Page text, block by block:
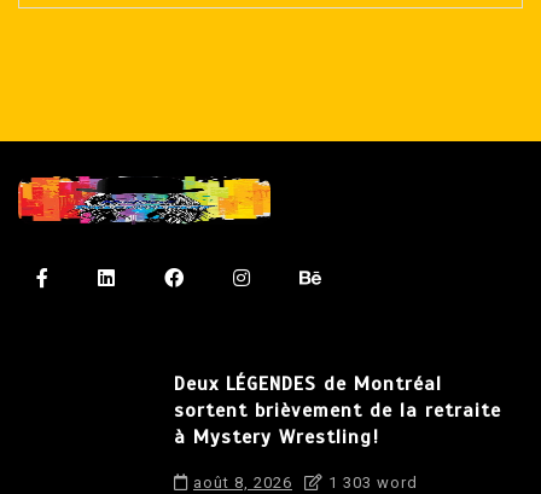
Deux LÉGENDES de Montréal
sortent brièvement de la retraite
à Mystery Wrestling!
août 8, 2026 1 303 word